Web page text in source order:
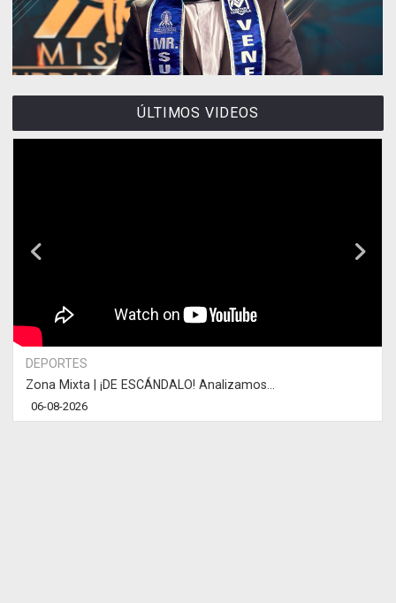
ÚLTIMOS VIDEOS
DEPORTES
Zona Mixta | ¡DE ESCÁNDALO! Analizamos...
06-08-2026